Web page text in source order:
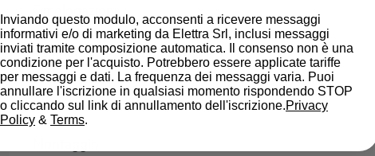
Temperatura di riferimento (°C)
Classe di limitazione
Inviando questo modulo, acconsenti a ricevere messaggi
informativi e/o di marketing da Elettra Srl, inclusi messaggi
inviati tramite composizione automatica. Il consenso non è una
condizione per l'acquisto. Potrebbero essere applicate tariffe
per messaggi e dati. La frequenza dei messaggi varia. Puoi
annullare l'iscrizione in qualsiasi momento rispondendo STOP
o cliccando sul link di annullamento dell'iscrizione.Privacy
Policy & Terms.